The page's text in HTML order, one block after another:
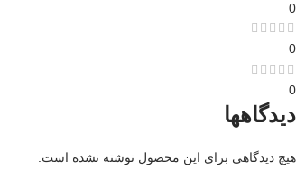
0
0
0
دیدگاهها
هیچ دیدگاهی برای این محصول نوشته نشده است.